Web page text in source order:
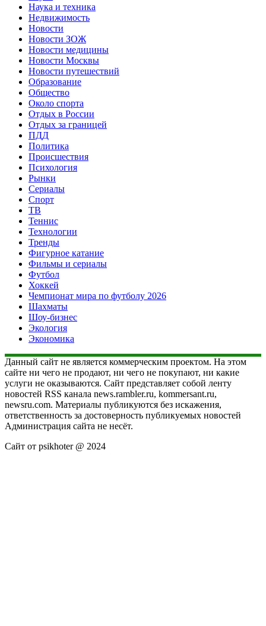
Наука и техника
Недвижимость
Новости
Новости ЗОЖ
Новости медицины
Новости Москвы
Новости путешествий
Образование
Общество
Около спорта
Отдых в России
Отдых за границей
ПДД
Политика
Происшествия
Психология
Рынки
Сериалы
Спорт
ТВ
Теннис
Технологии
Тренды
Фигурное катание
Фильмы и сериалы
Футбол
Хоккей
Чемпионат мира по футболу 2026
Шахматы
Шоу-бизнес
Экология
Экономика
Данный сайт не является коммерческим проектом. На этом
сайте ни чего не продают, ни чего не покупают, ни какие
услуги не оказываются. Сайт представляет собой ленту
новостей RSS канала news.rambler.ru, kommersant.ru,
newsru.com. Материалы публикуются без искажения,
ответственность за достоверность публикуемых новостей
Администрация сайта не несёт.
Сайт от psikhoter @ 2024